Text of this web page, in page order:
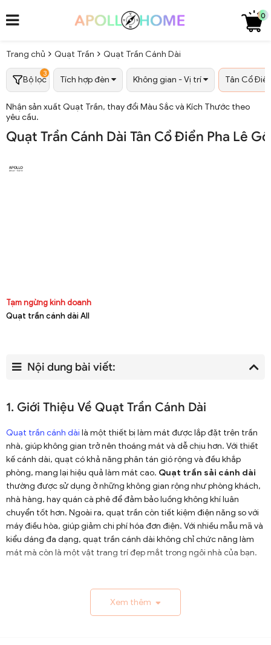
0
Trang chủ Quạt Trần Quạt Trần Cánh Dài
Bộ lọc
3
Tích hợp đèn Không gian - Vị trí Tân Cổ
Nhận sản xuất Quạt Trần, thay đổi Màu Sắc và Kích Thước theo
yêu cầu.
Quạt Trần Cánh Dài Tân Cổ Điển Pha Lê
Tạm ngừng kinh doanh
Quạt trần cánh dài All
Nội dung bài viết:
1. Giới Thiệu Về Quạt Trần Cánh Dài
Quạt trần cánh dài là một thiết bị làm mát được lắp đặt trên trần
nhà, giúp không gian trở nên thoáng mát và dễ chịu hơn. Với thiết
kế cánh dài, quạt có khả năng phân tán gió rộng và đều khắp
phòng, mang lại hiệu quả làm mát cao. Quạt trần sải cánh dài
thường được sử dụng ở những không gian rộng như phòng khách,
nhà hàng, hay quán cà phê để đảm bảo luồng không khí luân
chuyển tốt hơn. Ngoài ra, quạt trần còn tiết kiệm điện năng so với
máy điều hòa, giúp giảm chi phí hóa đơn điện. Với nhiều mẫu mã và
kiểu dáng đa dạng, quạt trần cánh dài không chỉ chức năng làm
mát mà còn là một vật trang trí đẹp mắt trong ngôi nhà của bạn.
1.1. Lịch Sử và Sự Phát Triển
Xem thêm